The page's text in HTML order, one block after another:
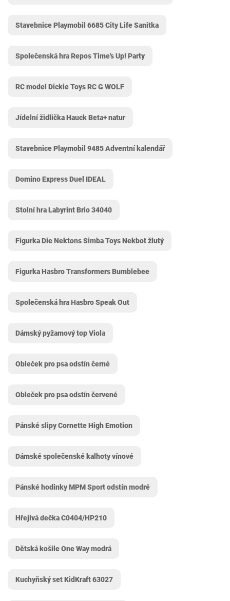
Stavebnice Playmobil 6685 City Life Sanitka
Společenská hra Repos Time's Up! Party
RC model Dickie Toys RC G WOLF
Jídelní židlička Hauck Beta+ natur
Stavebnice Playmobil 9485 Adventní kalendář
Domino Express Duel IDEAL
Stolní hra Labyrint Brio 34040
Figurka Die Nektons Simba Toys Nekbot žlutý
Figurka Hasbro Transformers Bumblebee
Společenská hra Hasbro Speak Out
Dámský pyžamový top Viola
Obleček pro psa odstín černé
Obleček pro psa odstín červené
Pánské slipy Cornette High Emotion
Dámské společenské kalhoty vínové
Pánské hodinky MPM Sport odstín modré
Hřejivá dečka C0404/HP210
Dětská košile One Way modrá
Kuchyňský set KidKraft 63027